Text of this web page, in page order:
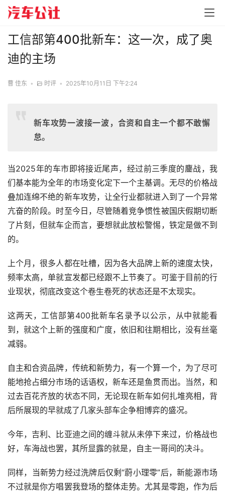
工信部第400批新车：这一次，成了奥
迪的主场
曹 佳东 • 时评 • 2025年10月11日 下午2:24
新车攻势一波接一波，合资和自主一个都不敢懈
怠。
当2025年的车市即将接近尾声，经过前三季度的鏖战，我
们基本能为全年的市场变化定下一个主基调。无尽的价格战
叠加连绵不绝的新车攻势，让全行业都就进入到了一个异常
亢奋的阶段。时至今日，尽管随着竞争惯性被国庆假期切断
了片刻，但就车企而言，要想就此放松警惕，铁定是做不到
的。
上个月，很多人都在吐槽，因为各大品牌上新的速度太快，
频率太高，单就宣发都已经跟不上节奏了。可鉴于目前的行
业现状，彻底改变这个卷生卷死的状态还是不太现实。
这两天，工信部第400批新车名录予以公示，从中就能看
到，就这个上新的强度和广度，依旧和往期相比，没有丝毫
减弱。
自主和合资品牌，传统和新势力，有一个算一个，为了尽可
能地抢占细分市场的话语权，新车还是鱼贯而出。当然，和
过去百花齐放的状态不同，无论现在新车如何扎堆亮相，背
后所展现的早就成了几家头部车企争相博弈的盛况。
今年，吉利、比亚迪之间的缠斗就从未停下来过，价格战也
好，车海战也罢，其所显露的就是，自主一哥间的决斗。
同样，当新势力经过洗牌后仅剩“蔚小理零”后，新能源市场
不过就是你方唱罢我登场的整体走势。尤其是零跑，作为后